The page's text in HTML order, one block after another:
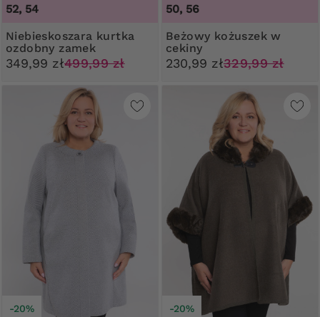
52, 54
Niebieskoszara kurtka
ozdobny zamek
349,99 zł499,99 zł
50, 56
Beżowy kożuszek w
cekiny
230,99 zł329,99 zł
-20% -20%